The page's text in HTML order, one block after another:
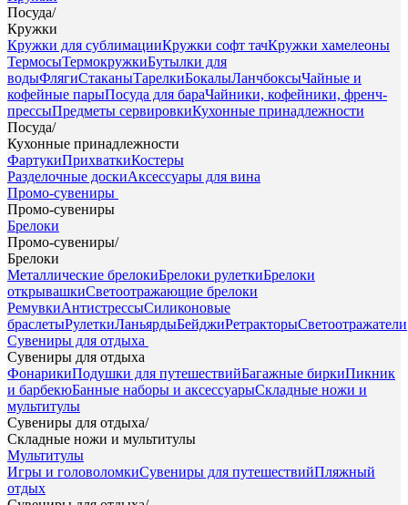
Посуда/
Кружки
Кружки для сублимацииКружки софт тачКружки хамелеоны
ТермосыТермокружкиБутылки для
водыФлягиСтаканыТарелкиБокалыЛанчбоксыЧайные и
кофейные парыПосуда для бараЧайники, кофейники, френч-
прессыПредметы сервировкиКухонные принадлежности
Посуда/
Кухонные принадлежности
ФартукиПрихваткиКостеры
Разделочные доскиАксессуары для вина
Промо-сувениры
Промо-сувениры
Брелоки
Промо-сувениры/
Брелоки
Металлические брелокиБрелоки рулеткиБрелоки
открывашкиСветоотражающие брелоки
РемувкиАнтистрессыСиликоновые
браслетыРулеткиЛаньярдыБейджиРетракторыСветоотражатели
Сувениры для отдыха
Сувениры для отдыха
ФонарикиПодушки для путешествийБагажные биркиПикник
и барбекюБанные наборы и аксессуарыСкладные ножи и
мультитулы
Сувениры для отдыха/
Складные ножи и мультитулы
Мультитулы
Игры и головоломкиСувениры для путешествийПляжный
отдых